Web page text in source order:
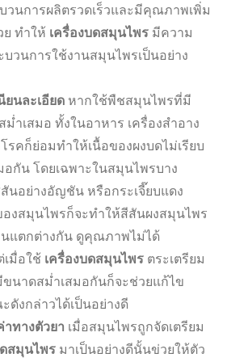
วนการผลิตรวดเร็วและมีคุณภาพเพิ่ม
ทำให้ เครื่องบดสมุนไพร มีความ
วนการใช้งานสมุนไพรเป็นอย่าง
ยนละเอียด หากใช้พืชสมุนไพรที่มี
ม่ำเสมอ ทั้งในอาหาร เครื่องสำอาง
รคก็ย่อมทำให้เนื้อของผงบดไม่เรียบ
อกัน โดยเฉพาะในสมุนไพรบาง
นอย่างอัญชัน หรือกระเจี๊ยบแดง
งสมุนไพรก็จะทำให้สีสันผงสมุนไพร
แตกต่างกัน ดูคุณภาพไม่ได้
มื่อใช้ เครื่องบดสมุนไพร ตระเตรียม
นาดสม่ำเสมอกันก็จะช่วยแก้ไข
งกล่าวได้เป็นอย่างดี
ทางตัวยา เมื่อสมุนไพรถูกจัดเตรียม
สมุนไพร มาเป็นอย่างดีนั้นข่วยให้ตัว